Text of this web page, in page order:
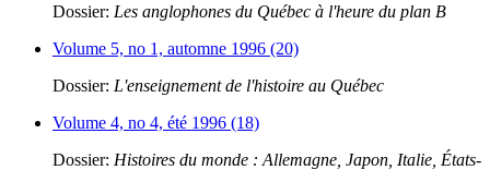
Dossier: Les anglophones du Québec à l'heure du plan B
Volume 5, no 1, automne 1996 (20)
Dossier: L'enseignement de l'histoire au Québec
Volume 4, no 4, été 1996 (18)
Dossier: Histoires du monde : Allemagne, Japon, Italie, États-